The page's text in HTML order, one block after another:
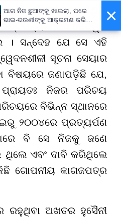
ବୈଜ୍ଞାନିକ ସାଜିଥିଲା
ନେଟୱର୍କ
। ସନ୍ଦେହ ଯେ ସେ ଏହି
ସୂଚନା ସେୟାର
ବିଷୟରେ ଜଣାପଡ଼ିଛି ଯେ,
ନିଜର ପରିଚୟ
ବିଭିନ୍ନ ସ୍ଥାନରେ
୨୦୦୪ରେ ପ୍ରତ୍ୟର୍ପଣ
ବି ସେ ନିଜକୁ ଜଣେ
ଥିଲେ ଏବଂ ଦାବି କରିଥିଲେ
ଗୋପନୀୟ କାଗଜପତ୍ର
ରହୁଥିବା ଅଖତର ହୁସୈନୀ
×
ଆଗ ନିଜ ଛୁଆଙ୍କୁ ଖାଇଲା, ପରେ
ଭାଇ-ଭଉଣୀଙ୍କୁ ଆକ୍ରମଣ କରି
ମାରିଦେଲା ଭାଲୁ...